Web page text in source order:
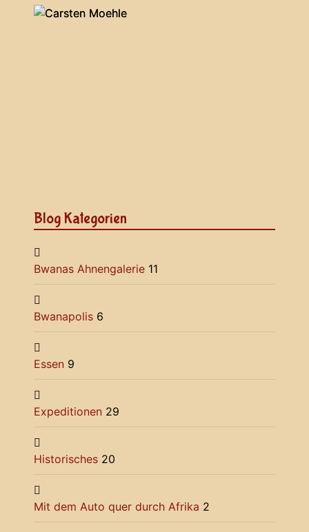
Blog Kategorien
Bwanas Ahnengalerie 11
Bwanapolis 6
Essen 9
Expeditionen 29
Historisches 20
Mit dem Auto quer durch Afrika 2